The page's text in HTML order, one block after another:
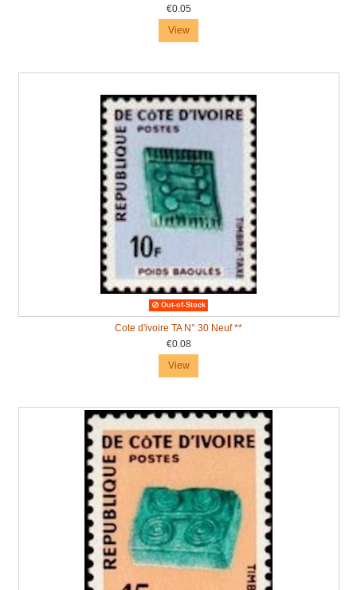
€0.05
View
Out-of-Stock
Cote d'ivoire TA N° 30 Neuf **
€0.08
View